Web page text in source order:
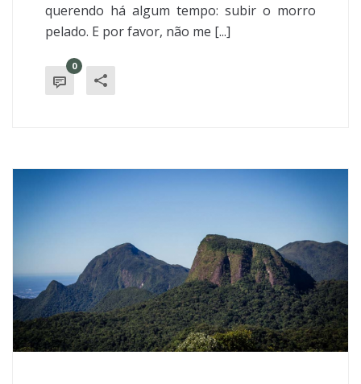
querendo há algum tempo: subir o morro
pelado. E por favor, não me [...]
0